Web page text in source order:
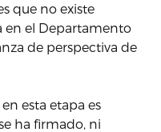
que no existe
en el Departamento
de perspectiva de
esta etapa es
ha firmado, ni